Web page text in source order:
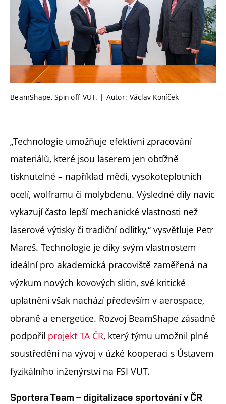
BeamShape, Spin-off VUT. | Autor: Václav Koníček
„Technologie umožňuje efektivní zpracování
materiálů, které jsou laserem jen obtížně
tisknutelné – například mědi, vysokoteplotních
ocelí, wolframu či molybdenu. Výsledné díly navíc
vykazují často lepší mechanické vlastnosti než
laserové výtisky či tradiční odlitky,“ vysvětluje Petr
Mareš. Technologie je díky svým vlastnostem
ideální pro akademická pracoviště zaměřená na
výzkum nových kovových slitin, své kritické
uplatnění však nachází především v aerospace,
obraně a energetice. Rozvoj BeamShape zásadně
podpořil projekt TA ČR, který týmu umožnil plné
soustředění na vývoj v úzké kooperaci s Ústavem
fyzikálního inženýrství na FSI VUT.
Sportera Team – digitalizace sportování v ČR